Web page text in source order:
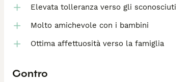
Elevata tolleranza verso gli sconosciuti
Molto amichevole con i bambini
Ottima affettuosità verso la famiglia
Contro